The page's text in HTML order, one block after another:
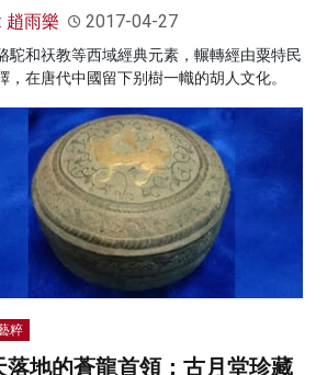
趙雨樂 2017-04-27
駝和祆教等西域經典元素，輾轉經由粟特民
，在唐代中國留下别樹一幟的胡人文化。
粹
落地的蒼龍首領：古月堂珍藏